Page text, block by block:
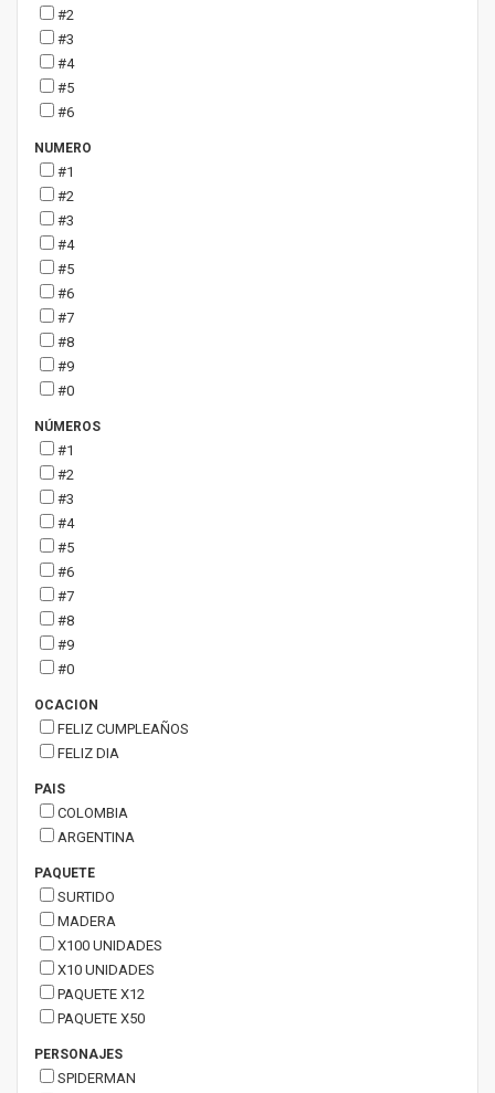
#2
#3
#4
#5
#6
NUMERO
#1
#2
#3
#4
#5
#6
#7
#8
#9
#0
NÚMEROS
#1
#2
#3
#4
#5
#6
#7
#8
#9
#0
OCACION
FELIZ CUMPLEAÑOS
FELIZ DIA
PAIS
COLOMBIA
ARGENTINA
PAQUETE
SURTIDO
MADERA
X100 UNIDADES
X10 UNIDADES
PAQUETE X12
PAQUETE X50
PERSONAJES
SPIDERMAN